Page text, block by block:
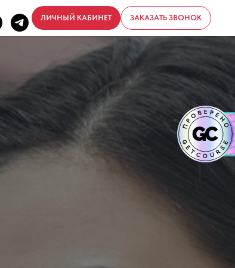
ЛИЧНЫЙ КАБИНЕТ ЗАКАЗАТЬ ЗВОНОК